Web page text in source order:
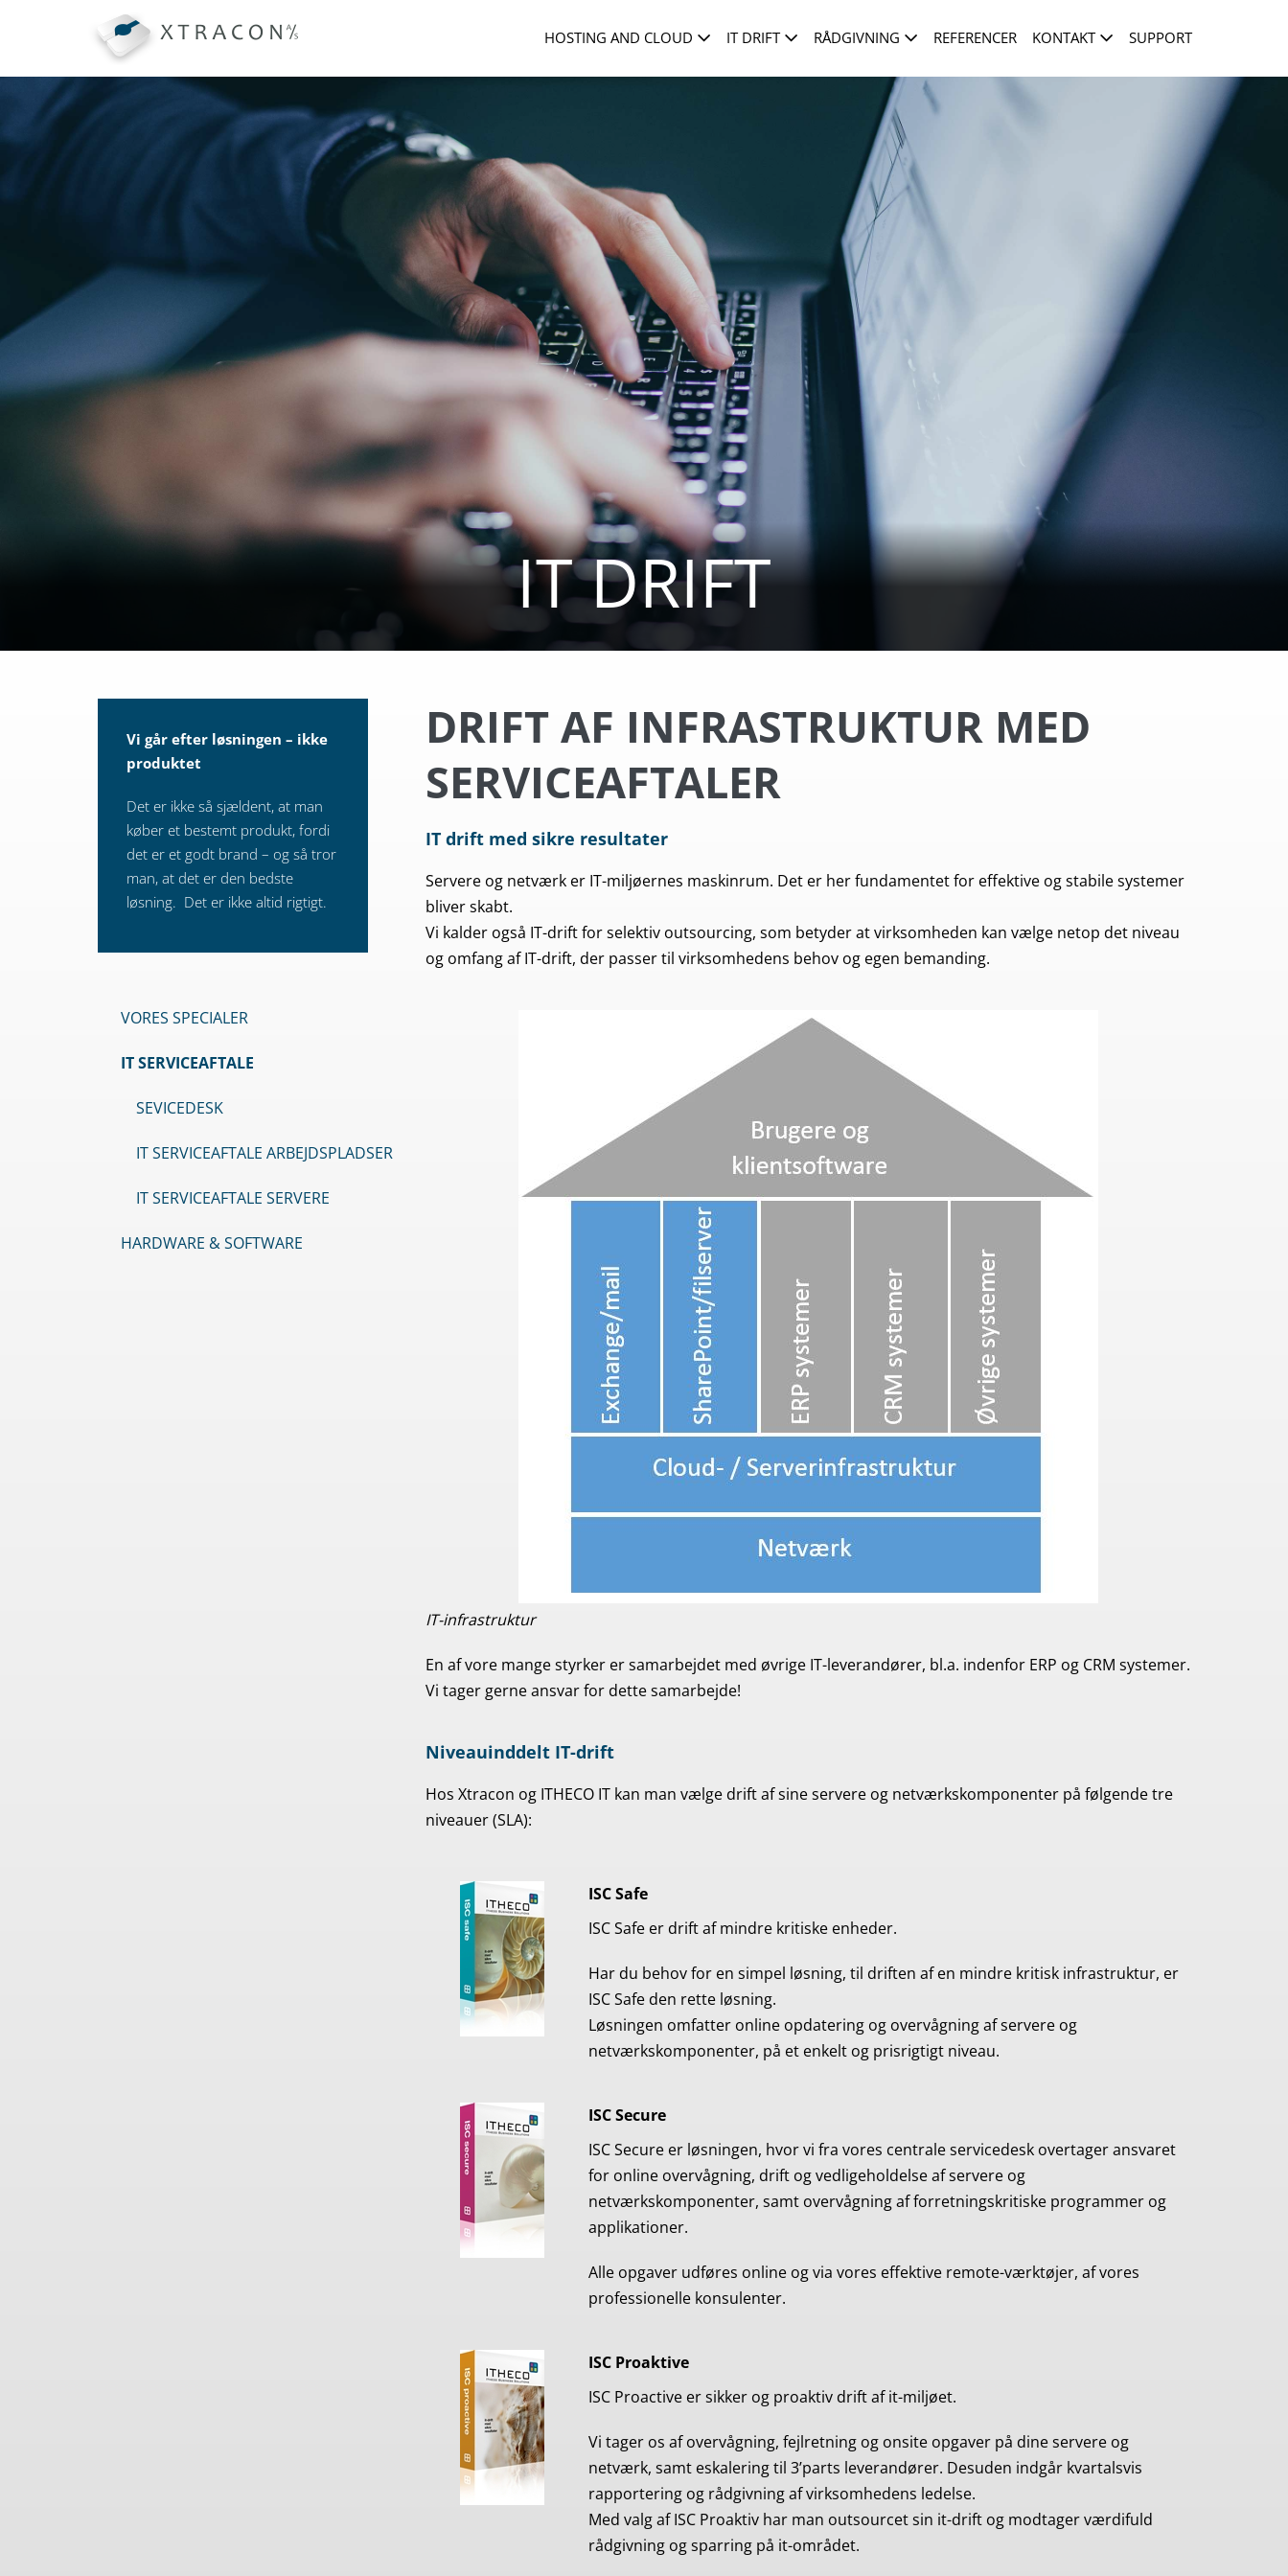
HOSTING AND CLOUD IT DRIFT RÅDGIVNING REFERENCER KONTAKT SUPPORT
IT DRIFT
Vi går efter løsningen – ikke
produktet
Det er ikke så sjældent, at man
køber et bestemt produkt, fordi
det er et godt brand – og så tror
man, at det er den bedste
løsning. Det er ikke altid rigtigt.
VORES SPECIALER
IT SERVICEAFTALE
SEVICEDESK
IT SERVICEAFTALE ARBEJDSPLADSER
IT SERVICEAFTALE SERVERE
HARDWARE & SOFTWARE
DRIFT AF INFRASTRUKTUR MED
SERVICEAFTALER
IT drift med sikre resultater
Servere og netværk er IT-miljøernes maskinrum. Det er her fundamentet for effektive og stabile systemer
bliver skabt.
Vi kalder også IT-drift for selektiv outsourcing, som betyder at virksomheden kan vælge netop det niveau
og omfang af IT-drift, der passer til virksomhedens behov og egen bemanding.
IT-infrastruktur
En af vore mange styrker er samarbejdet med øvrige IT-leverandører, bl.a. indenfor ERP og CRM systemer.
Vi tager gerne ansvar for dette samarbejde!
Niveauinddelt IT-drift
Hos Xtracon og ITHECO IT kan man vælge drift af sine servere og netværkskomponenter på følgende tre
niveauer (SLA):
ISC Safe
ISC Safe er drift af mindre kritiske enheder.
Har du behov for en simpel løsning, til driften af en mindre kritisk infrastruktur, er
ISC Safe den rette løsning.
Løsningen omfatter online opdatering og overvågning af servere og
netværkskomponenter, på et enkelt og prisrigtigt niveau.
ISC Secure
ISC Secure er løsningen, hvor vi fra vores centrale servicedesk overtager ansvaret
for online overvågning, drift og vedligeholdelse af servere og
netværkskomponenter, samt overvågning af forretningskritiske programmer og
applikationer.
Alle opgaver udføres online og via vores effektive remote-værktøjer, af vores
professionelle konsulenter.
ISC Proaktive
ISC Proactive er sikker og proaktiv drift af it-miljøet.
Vi tager os af overvågning, fejlretning og onsite opgaver på dine servere og
netværk, samt eskalering til 3’parts leverandører. Desuden indgår kvartalsvis
rapportering og rådgivning af virksomhedens ledelse.
Med valg af ISC Proaktiv har man outsourcet sin it-drift og modtager værdifuld
rådgivning og sparring på it-området.